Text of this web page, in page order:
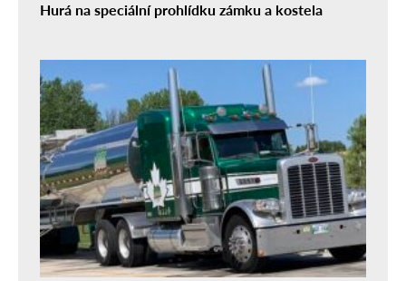
Hurá na speciální prohlídku zámku a kostela